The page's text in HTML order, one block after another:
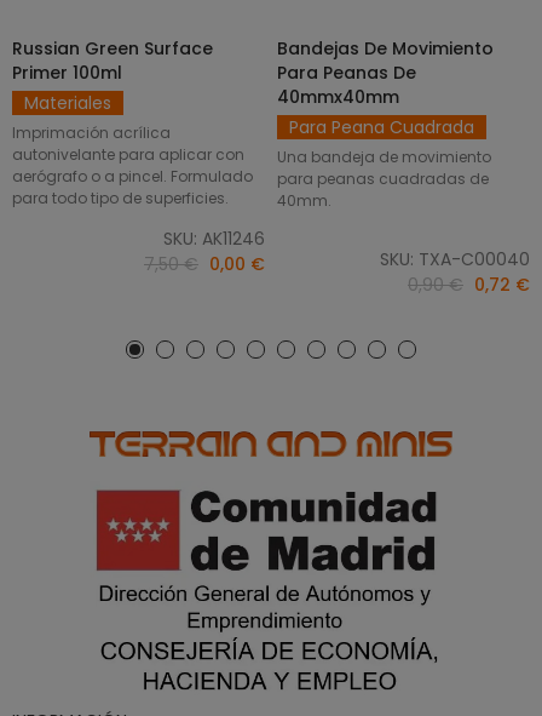
AÑADIR AL CARRITO
Russian Green Surface
Primer 100ml
Materiales
Imprimación acrílica
autonivelante para aplicar con
aerógrafo o a pincel. Formulado
para todo tipo de superficies.
SKU: AK11246
7,50 € 0,00 €
SELECCIONAR OPCIONES
Bandejas De Movimiento
Para Peanas De
40mmx40mm
Para Peana Cuadrada
Una bandeja de movimiento
para peanas cuadradas de
40mm.
SKU: TXA-C00040
0,90 € 0,72 €